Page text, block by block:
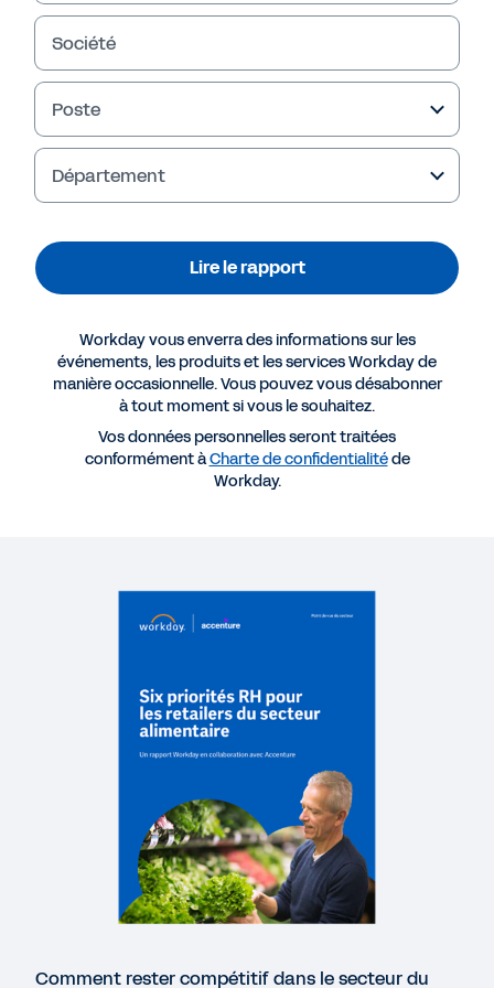
Lire le rapport
Plus de ressources
RAPPORT
Six priorités RH pour les retailers du secteur
Distributeurs alimentaires : soyez prêts pour
ÉTUDE DE CAS
7-Eleven Australia rassemble des informations
clés pour améliorer l'expérience collaborateur
Pourquoi les entreprises du retail choisissent
Workday (en anglais)
Société
Poste
Département
Lire le rapport
Workday vous enverra des informations sur les
événements, les produits et les services Workday de
manière occasionnelle. Vous pouvez vous désabonner
à tout moment si vous le souhaitez.
Vos données personnelles seront traitées
conformément àCharte de confidentialitéde
Workday.
Comment rester compétitif dans le secteur du